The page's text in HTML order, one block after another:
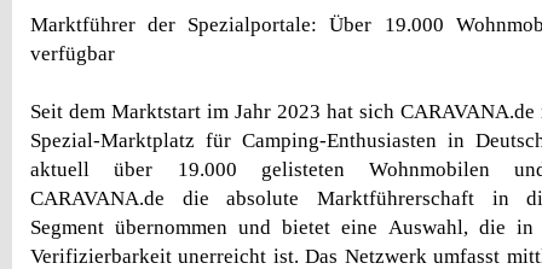
Marktführer der Spezialportale: Über 19.000
verfügbar
Seit dem Marktstart im Jahr 2023 hat sich CARAVANA.de
Spezial-Marktplatz für Camping-Enthusiasten in
aktuell über 19.000 gelisteten Wohnmobilen
CARAVANA.de die absolute Marktführerschaft in
Segment übernommen und bietet eine Auswahl, die
Verifizierbarkeit unerreicht ist. Das Netzwerk umfasst